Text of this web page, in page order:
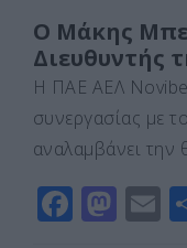
Ο Μάκης
Διευθυντής
Η ΠΑΕ ΑΕΛ
συνεργασίας με
αναλαμβάνει την
F M E